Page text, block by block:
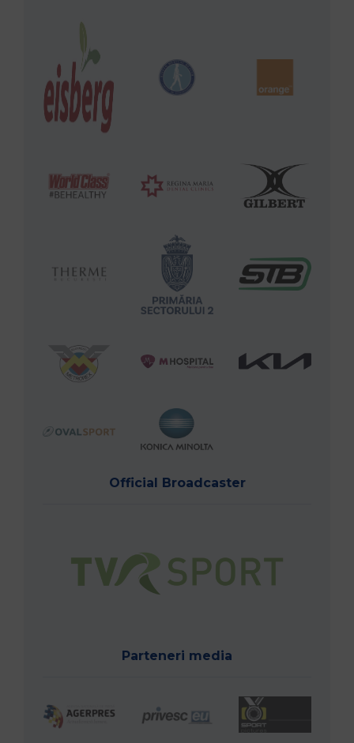
Official Broadcaster
Parteneri media